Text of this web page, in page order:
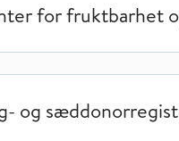
for fruktbarhet
og